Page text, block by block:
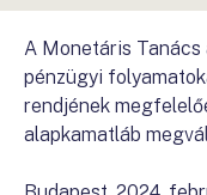
A Monetáris
pénzügyi
rendjének
alapkamatláb